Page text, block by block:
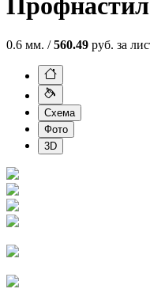
0.6 мм. /560.49 руб. за
Схема
Фото
3D